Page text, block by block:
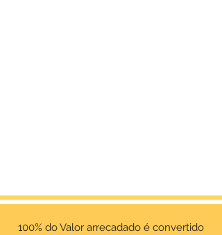
100% do Valor arrecadado é convertido